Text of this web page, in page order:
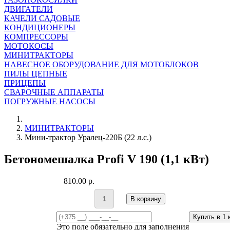
ДВИГАТЕЛИ
КАЧЕЛИ САДОВЫЕ
КОНДИЦИОНЕРЫ
КОМПРЕССОРЫ
МОТОКОСЫ
МИНИТРАКТОРЫ
НАВЕСНОЕ ОБОРУДОВАНИЕ ДЛЯ МОТОБЛОКОВ
ПИЛЫ ЦЕПНЫЕ
ПРИЦЕПЫ
СВАРОЧНЫЕ АППАРАТЫ
ПОГРУЖНЫЕ НАСОСЫ
МИНИТРАКТОРЫ
Мини-трактор Уралец-220Б (22 л.с.)
Бетономешалка Profi V 190 (1,1 кВт)
810.00 p.
В корзину
Это поле обязательно для заполнения
Купить в 1